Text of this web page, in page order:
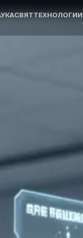
СВЯТТЕХНОЛОГИИ